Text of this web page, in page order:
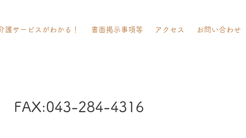
護サービスがわかる！ 書面掲示事項等 アクセス お問い合わせ
FAX:043-284-4316